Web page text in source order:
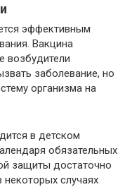
эффективным
Вакцина
возбудители
заболевание, но
организма на
в детском
обязательных
защиты достаточно
некоторых случаях